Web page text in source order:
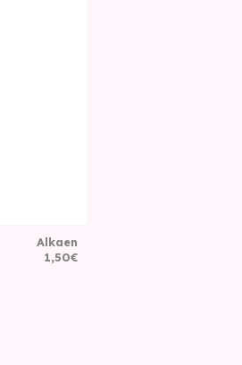
Alkaen
1,50€